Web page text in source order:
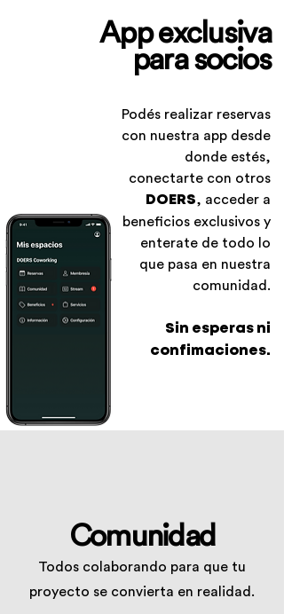
App exclusiva
para socios
Podés realizar reservas
con nuestra app desde
donde estés,
conectarte con otros
DOERS, acceder a
beneficios exclusivos y
enterate de todo lo
que pasa en nuestra
comunidad.
Sin esperas ni
confimaciones.
Comunidad
Todos colaborando para que tu
proyecto se convierta en realidad.